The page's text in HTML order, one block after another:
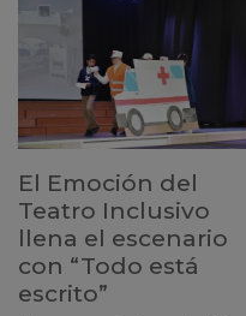
El Emoción del
Teatro Inclusivo
llena el escenario
con “Todo está
escrito”